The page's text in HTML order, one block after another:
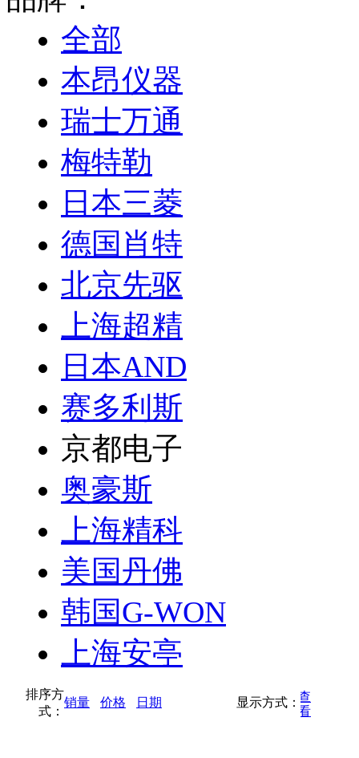
全部
本昂仪器
瑞士万通
梅特勒
日本三菱
德国肖特
北京先驱
上海超精
日本AND
赛多利斯
京都电子
奥豪斯
上海精科
美国丹佛
韩国G-WON
上海安亭
排序方
式：
销量 价格 日期 显示方式：
按缩略图方式查
看
按列表方式查看